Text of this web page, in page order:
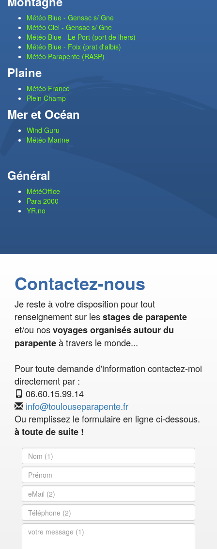
Météo Blue - Gensac s/ Gne
Météo Ciel - Gensac s/ Gne
Météo Blue - Le Port (port de lhers)
Météo Blue - Foix (prat d'albis)
Météo Parapente (RASP)
Plaine
Météo France
Plein Champ
Mer et Océan
Wind Guru
Météo Marine
Général
MétéOffice
Para 2000
YR.no
Contactez-nous
Je reste à votre disposition pour tout
renseignement sur lesstages de parapente
et/ou nosvoyages organisés autour du
parapenteà travers le monde...
Pour toute demande d'information contactez-moi
directement par :
06.60.15.99.14
info@toulouseparapente.fr
Ou remplissez le formulaire en ligne ci-dessous.
à toute de suite !